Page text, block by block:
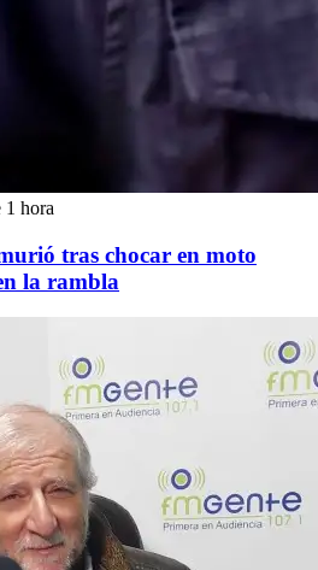
1 hora
tras chocar en moto
la rambla